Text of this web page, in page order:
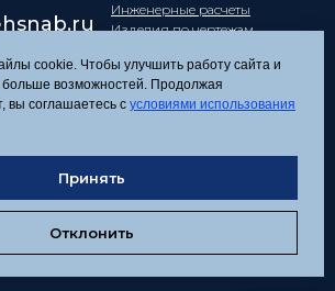
Инженерные расчеты
Изделия по чертежам
Политика
Согласие на обработку
персональных данных
Соглашение об
cookie. Чтобы улучшить работу сайта и
больше возможностей. Продолжая
вы соглашаетесь с условиями использования
Принять
Отклонить